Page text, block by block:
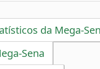
da Mega-
Sena